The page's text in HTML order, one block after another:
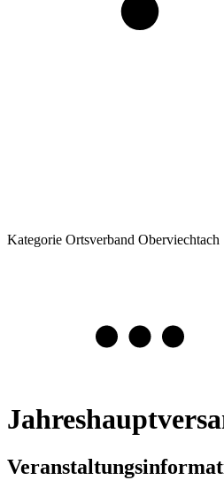
Kategorie Ortsverband Oberviechtach